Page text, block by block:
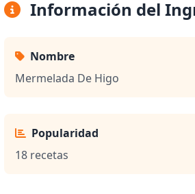
Información del
Nombre
Mermelada De Higo
Popularidad
18 recetas